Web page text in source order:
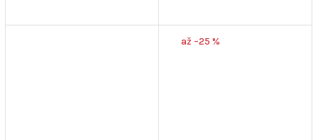
až –25 %